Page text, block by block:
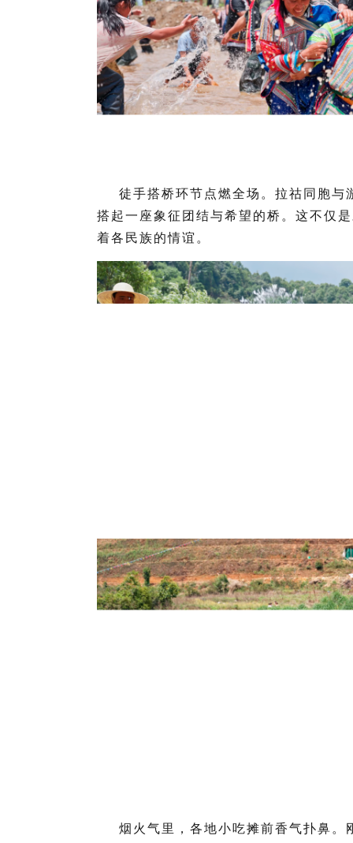
徒手搭桥环节点燃全场。拉祜同胞
搭起一座象征团结与希望的桥。这不仅
着各民族的情谊。
烟火气里，各地小吃摊前香气扑鼻